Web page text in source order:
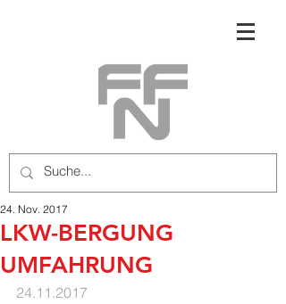
LKW-BERGUNG
UMFAHRUNG
24. Nov. 2017
24.11.2017